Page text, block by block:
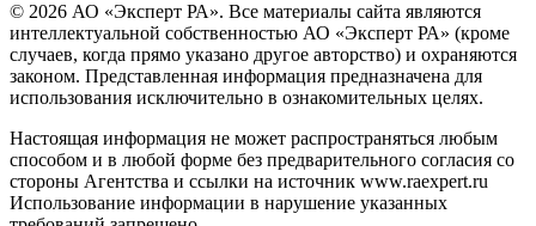
© 2026 АО «Эксперт РА». Все материалы сайта являются
интеллектуальной собственностью АО «Эксперт РА» (кроме
случаев, когда прямо указано другое авторство) и охраняются
законом. Представленная информация предназначена для
использования исключительно в ознакомительных целях.
Настоящая информация не может распространяться любым
способом и в любой форме без предварительного согласия со
стороны Агентства и ссылки на источник www.raexpert.ru
Использование информации в нарушение указанных